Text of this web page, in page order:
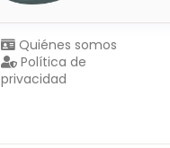
Quiénes somos
Política de
privacidad